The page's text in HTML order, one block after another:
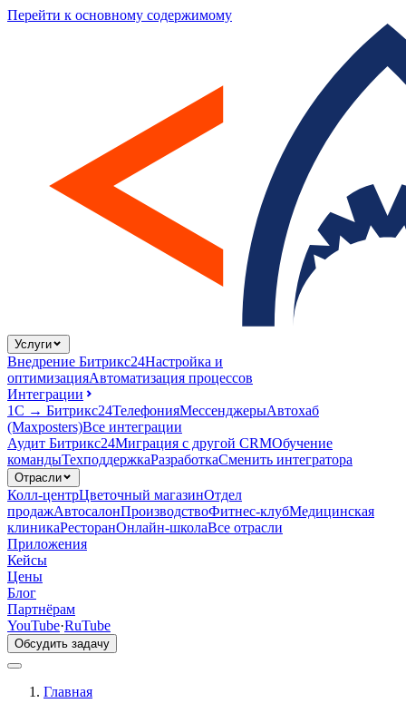
Перейти к основному содержимому
Услуги
Внедрение Битрикс24Настройка и
оптимизацияАвтоматизация процессов
Интеграции
1С → Битрикс24ТелефонияМессенджерыАвтохаб
(Maxposters)Все интеграции
Аудит Битрикс24Миграция с другой CRMОбучение
командыТехподдержкаРазработкаСменить интегратора
Отрасли
Колл-центрЦветочный магазинОтдел
продажАвтосалонПроизводствоФитнес-клубМедицинская
клиникаРесторанОнлайн-школаВсе отрасли
Приложения
Кейсы
Цены
Блог
Партнёрам
YouTube·RuTube
Обсудить задачу
Главная